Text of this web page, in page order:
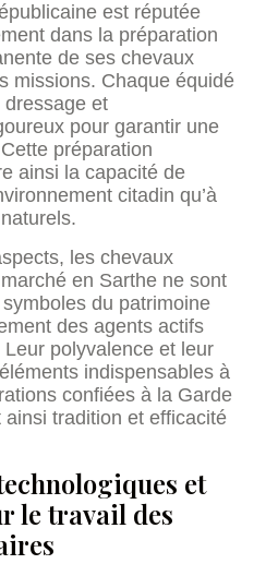
est réputée
dans la préparation
de ses chevaux
missions. Chaque équidé
et
pour garantir une
préparation
ainsi la capacité de
citadin qu’à
les chevaux
en Sarthe ne sont
du patrimoine
des agents actifs
polyvalence et leur
indispensables à
confiées à la Garde
tradition et efficacité
et
le travail des